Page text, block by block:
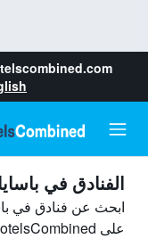
الفنادق في
ابحث عن فنادق في
على HotelsCombined ووفّر.